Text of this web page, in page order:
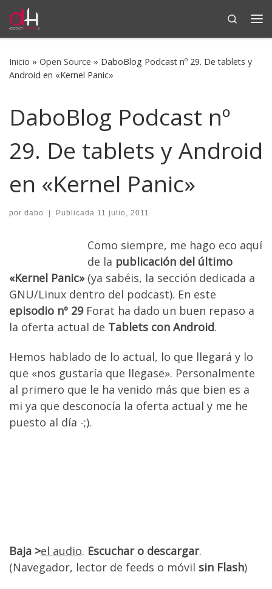
Saltar al contenido
Search
Inicio » Open Source » DaboBlog Podcast nº 29. De tablets y
Android en «Kernel Panic»
DaboBlog Podcast nº
29. De tablets y Android
en «Kernel Panic»
por dabo | Publicada 11 julio, 2011
Como siempre, me hago eco aquí
de la publicación del último
«Kernel Panic»(ya sabéis, la sección dedicada a
GNU/Linux dentro del podcast). En este
episodio nº 29Forat ha dado un buen repaso a
la oferta actual de Tablets con Android.
Hemos hablado de lo actual, lo que llegará y lo
que «nos gustaría que llegase». Personalmente
al primero que le ha venido más que bien es a
mi ya que desconocía la oferta actual y me he
puesto al día -;).
Baja >el audio. Escuchar o descargar.
(Navegador, lector de feeds o móvil sin Flash)